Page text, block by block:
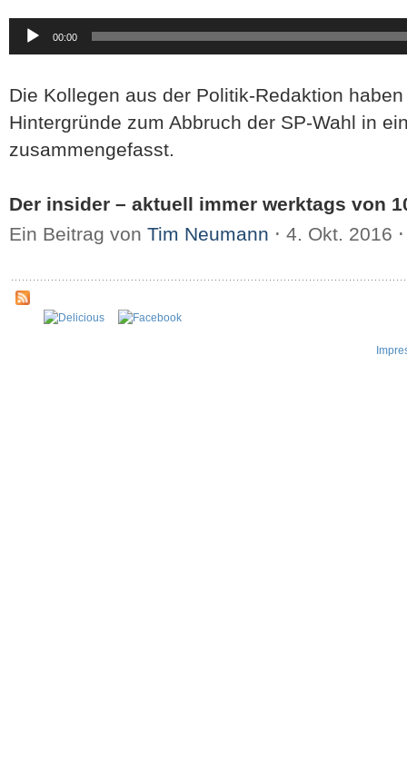
Audio-
Player
00:00
Die Kollegen aus der Politik-Redaktion
Hintergründe zum Abbruch der SP-Wahl in
zusammengefasst.
Der insider – aktuell immer werktags von
Ein Beitrag von Tim Neumann ⋅ 4. Okt. 2016 ⋅